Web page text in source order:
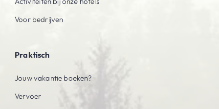
Voor bedrijven
Praktisch
Jouw vakantie boeken?
Vervoer